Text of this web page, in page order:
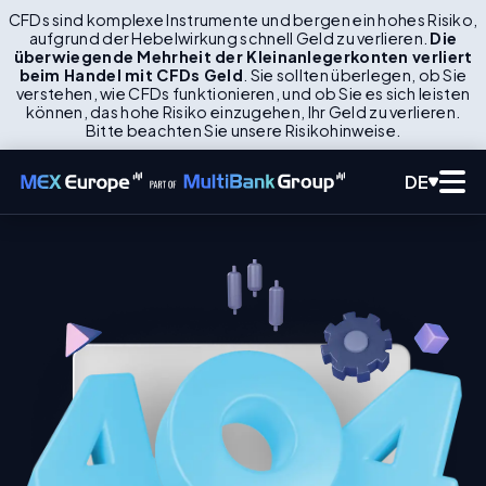
CFDs sind komplexe Instrumente und bergen ein hohes Risiko,
aufgrund der Hebelwirkung schnell Geld zu verlieren. Die
überwiegende Mehrheit der Kleinanlegerkonten verliert
beim Handel mit CFDs Geld . Sie sollten überlegen, ob Sie
verstehen, wie CFDs funktionieren, und ob Sie es sich leisten
können, das hohe Risiko einzugehen, Ihr Geld zu verlieren.
Bitte beachten Sie unsere Risikohinweise.
DE